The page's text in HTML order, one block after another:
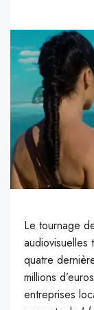
Le tournage
audiovisuelles
quatre
millions
entreprises